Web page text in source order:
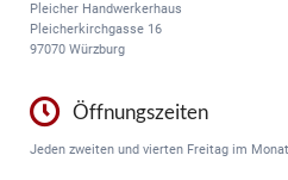
Pleicher Handwerkerhaus
Pleicherkirchgasse 16
97070 Würzburg
Öffnungszeiten
Jeden zweiten und vierten Freitag im